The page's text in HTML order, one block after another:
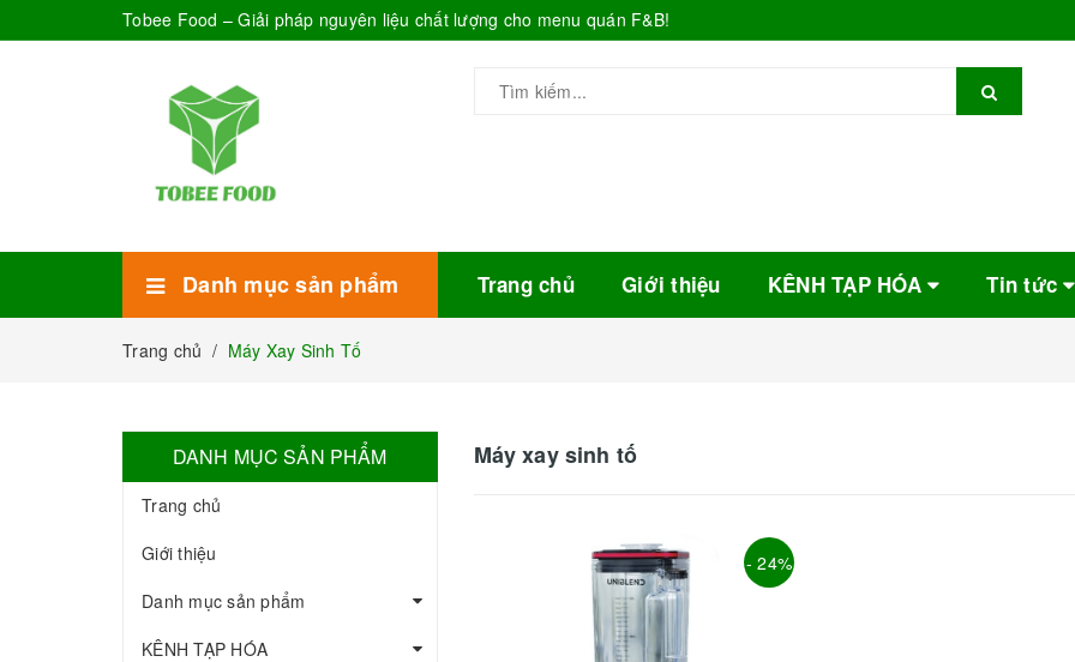
Tobee Food – Giải pháp nguyên liệu chất lượng cho menu quán F&B!
Danh mục sản phẩm Trang chủ Giới thiệu KÊNH TẠP HÓA Tin tức
Trang chủ / Máy Xay Sinh Tố
Máy xay sinh tố
- 24%
DANH MỤC SẢN PHẨM
Trang chủ
Giới thiệu
Danh mục sản phẩm
KÊNH TẠP HÓA